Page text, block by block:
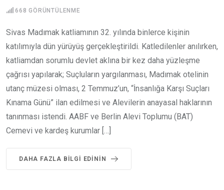
668 GÖRÜNTÜLENME
Sivas Madımak katliamının 32. yılında binlerce kişinin
katılımıyla dün yürüyüş gerçekleştirildi. Katledilenler anılırken,
katliamdan sorumlu devlet aklına bir kez daha yüzleşme
çağrısı yapılarak; Suçluların yargılanması, Madımak otelinin
utanç müzesi olması, 2 Temmuz’un, “İnsanlığa Karşı Suçları
Kınama Günü” ilan edilmesi ve Alevilerin anayasal haklarının
tanınması istendi. AABF ve Berlin Alevi Toplumu (BAT)
Cemevi ve kardeş kurumlar […]
DAHA FAZLA BILGI EDININ